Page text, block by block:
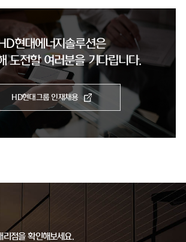
HD현대에너지솔루션은
도전할 여러분을 기다립니다.
HD현대그룹 인재채용
리점을 확인해보세요.